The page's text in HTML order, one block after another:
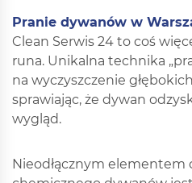
Pranie dywanów w
Clean Serwis 24 to coś
runa. Unikalna technika
na wyczyszczenie
sprawiając, że dywan
wygląd.
Nieodłącznym elementem